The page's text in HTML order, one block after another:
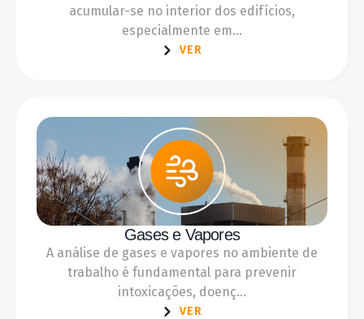
acumular-se no interior dos edifícios,
especialmente em...
VER
Gases e Vapores
A análise de gases e vapores no ambiente de
trabalho é fundamental para prevenir
intoxicações, doenç...
VER